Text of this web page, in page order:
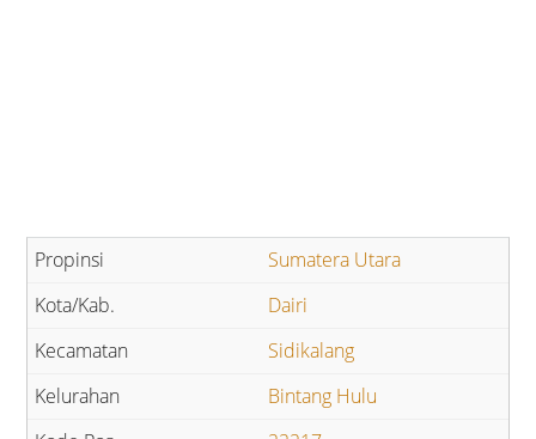
Sumatera Utara
Dairi
Sidikalang
Bintang Hulu